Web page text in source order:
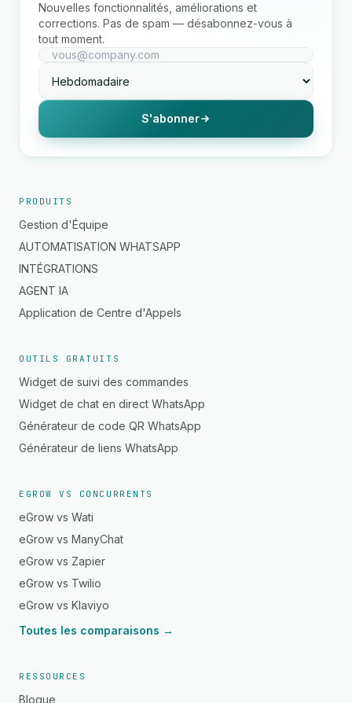
Nouvelles fonctionnalités, améliorations et
corrections. Pas de spam — désabonnez-vous à
tout moment.
S'abonner
PRODUITS
Gestion d'Équipe
AUTOMATISATION WHATSAPP
INTÉGRATIONS
AGENT IA
Application de Centre d'Appels
OUTILS GRATUITS
Widget de suivi des commandes
Widget de chat en direct WhatsApp
Générateur de code QR WhatsApp
Générateur de liens WhatsApp
EGROW VS CONCURRENTS
eGrow vs Wati
eGrow vs ManyChat
eGrow vs Zapier
eGrow vs Twilio
eGrow vs Klaviyo
Toutes les comparaisons →
RESSOURCES
Blogue